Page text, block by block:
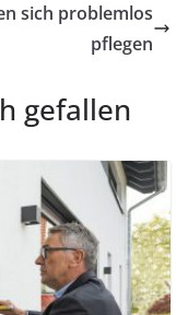
sich problemlos
pflegen
gefallen